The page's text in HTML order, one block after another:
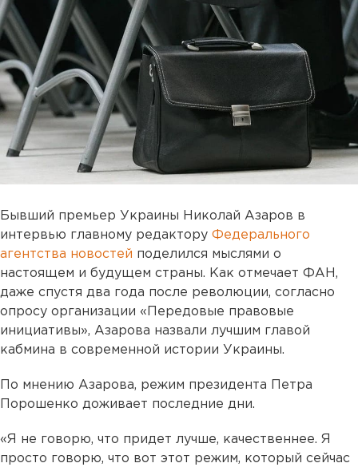
Бывший премьер Украины Николай Азаров в
интервью главному редактору Федерального
агентства новостей поделился мыслями о
настоящем и будущем страны. Как отмечает ФАН,
даже спустя два года после революции, согласно
опросу организации «Передовые правовые
инициативы», Азарова назвали лучшим главой
кабмина в современной истории Украины.
По мнению Азарова, режим президента Петра
Порошенко доживает последние дни.
«Я не говорю, что придет лучше, качественнее. Я
просто говорю, что вот этот режим, который сейчас